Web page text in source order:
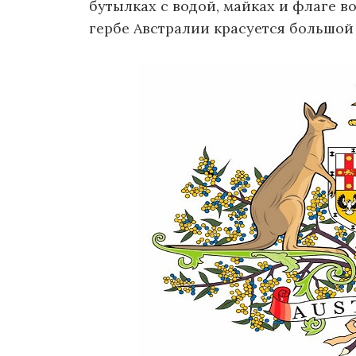
бутылках с водой, майках и флаге
гербе Австралии красуется